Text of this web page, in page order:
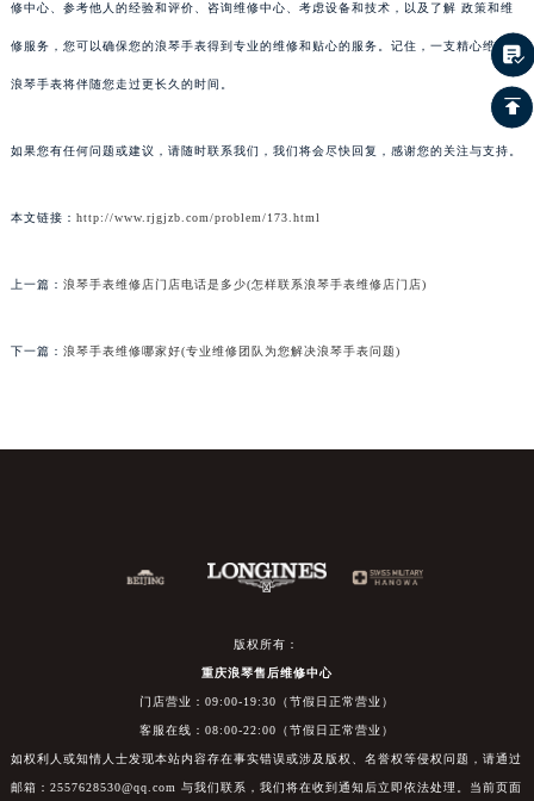
修中心、参考他人的经验和评价、咨询维修中心、考虑设备和技术，以及了解 政策和维
修服务，您可以确保您的浪琴手表得到专业的维修和贴心的服务。记住，一支精心维护的
浪琴手表将伴随您走过更长久的时间。
如果您有任何问题或建议，请随时联系我们，我们将会尽快回复，感谢您的关注与支持。
本文链接： http://www.rjgjzb.com/problem/173.html
上一篇： 浪琴手表维修店门店电话是多少(怎样联系浪琴手表维修店门店)
下一篇： 浪琴手表维修哪家好(专业维修团队为您解决浪琴手表问题)
版权所有：
重庆浪琴售后维修中心
门店营业：09:00-19:30（节假日正常营业）
客服在线：08:00-22:00（节假日正常营业）
如权利人或知情人士发现本站内容存在事实错误或涉及版权、名誉权等侵权问题，请通过
邮箱：2557628530@qq.com 与我们联系，我们将在收到通知后立即依法处理。当前页面